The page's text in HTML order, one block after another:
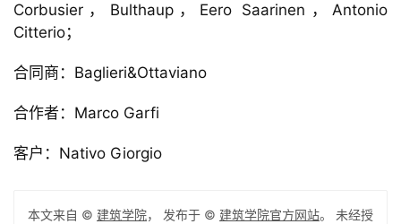
Corbusier，Bulthaup，Eero Saarinen，Antonio
Citterio；
合同商：Baglieri&Ottaviano
合作者：Marco Garfi
客户：Nativo Giorgio
本文来自 © 建筑学院， 发布于 © 建筑学院官方网站。 未经授